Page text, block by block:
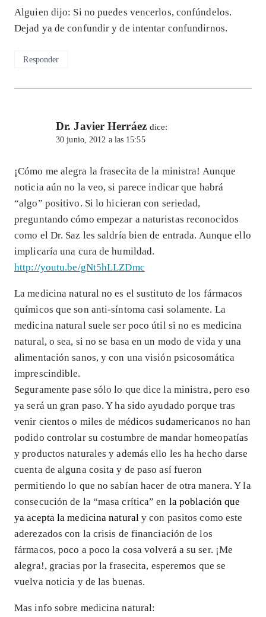
Alguien dijo: Si no puedes vencerlos, confúndelos.
Dejad ya de confundir y de intentar confundirnos.
Responder
Dr. Javier Herráez dice:
30 junio, 2012 a las 15:55
¡Cómo me alegra la frasecita de la ministra! Aunque
noticia aún no la veo, si parece indicar que habrá
“algo” positivo. Si lo hicieran con seriedad,
preguntando cómo empezar a naturistas reconocidos
como el Dr. Saz les saldría bien de entrada. Aunque ello
implicaría una cura de humildad.
http://youtu.be/gNt5hLLZDmc
La medicina natural no es el sustituto de los fármacos
químicos que son anti-síntoma casi solamente. La
medicina natural suele ser poco útil si no es medicina
natural, o sea, si no se basa en un modo de vida y una
alimentación sanos, y con una visión psicosomática
imprescindible.
Seguramente pase sólo lo que dice la ministra, pero eso
ya será un gran paso. Y ha sido ayudado porque tras
venir cientos o miles de médicos sudamericanos no han
podido controlar su costumbre de mandar homeopatías
y productos naturales y además ello les ha hecho darse
cuenta de alguna cosita y de paso así fueron
permitiendo lo que no sabían hacer de otra manera. Y la
consecución de la “masa crítica” en la población que
ya acepta la medicina naturaly con pasitos como este
aderezados con la crisis de financiación de los
fármacos, poco a poco la cosa volverá a su ser. ¡Me
alegra!, gracias por la frasecita, esperemos que se
vuelva noticia y de las buenas.
Mas info sobre medicina natural: